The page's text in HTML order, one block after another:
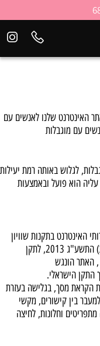
האינטרנט שלנו לאנשים עם
עם מוגבלות
לגלוש באותה רמת יעילות
הוא פועל ובאמצעות
האינטרנט בתקנות שוויון
זכויות לאנשים עם מוגבלות (התאמות נגישות לשירות) התשע"ג 2013, לתקן
, האתר הונגש
התקן הישראלי.
הקראת מסך, בגלישה בעזרת
למעבר בין קישורים, מקשי
מתפריטים וחלונות, לחיצה